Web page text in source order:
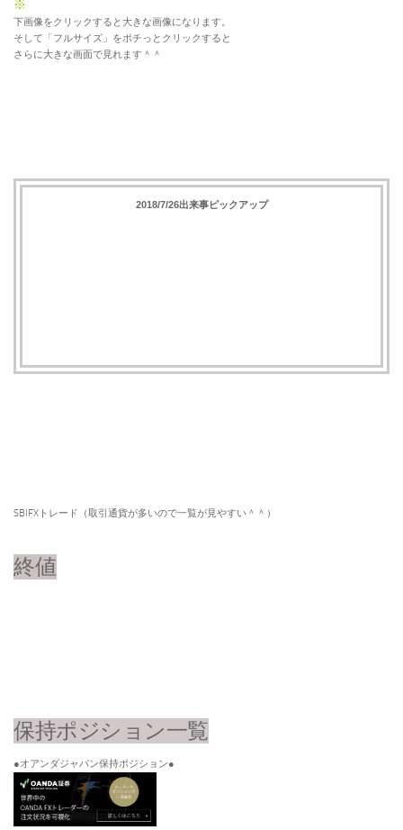
※
下画像をクリックすると大きな画像になります。
そして「フルサイズ」をポチっとクリックすると
さらに大きな画面で見れます＾＾
2018/7/26出来事ピックアップ
SBIFXトレード（取引通貨が多いので一覧が見やすい＾＾）​
終値
保持ポジション一覧
●オアンダジャパン保持ポジション●